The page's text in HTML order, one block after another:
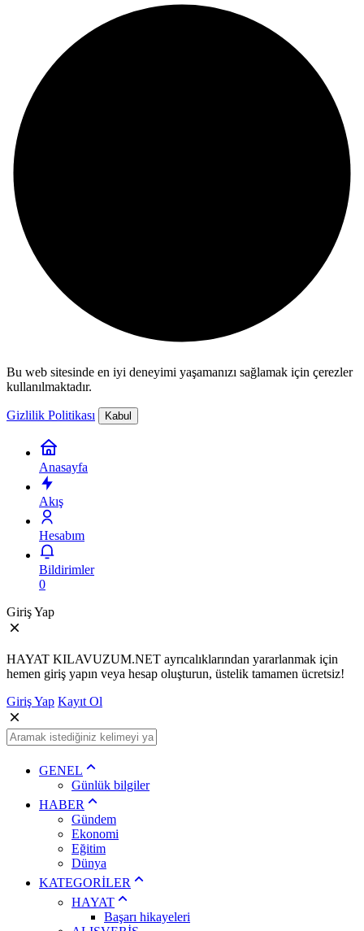
Bu web sitesinde en iyi deneyimi yaşamanızı sağlamak için çerezler
kullanılmaktadır.
Gizlilik Politikası Kabul
Anasayfa
Akış
Hesabım
Bildirimler
0
Giriş Yap
HAYAT KILAVUZUM.NET ayrıcalıklarından yararlanmak için
hemen giriş yapın veya hesap oluşturun, üstelik tamamen ücretsiz!
Giriş Yap Kayıt Ol
GENEL
Günlük bilgiler
HABER
Gündem
Ekonomi
Eğitim
Dünya
KATEGORİLER
HAYAT
Başarı hikayeleri